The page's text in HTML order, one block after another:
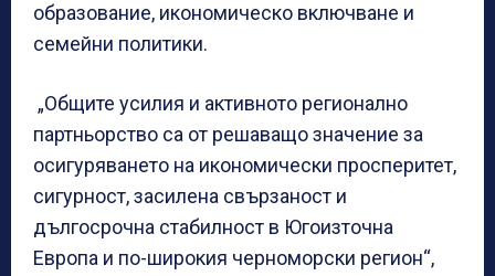
образование, икономическо включване и
семейни политики.
„Общите усилия и активното регионално
партньорство са от решаващо значение за
осигуряването на икономически просперитет,
сигурност, засилена свързаност и
дългосрочна стабилност в Югоизточна
Европа и по-широкия черноморски регион“,